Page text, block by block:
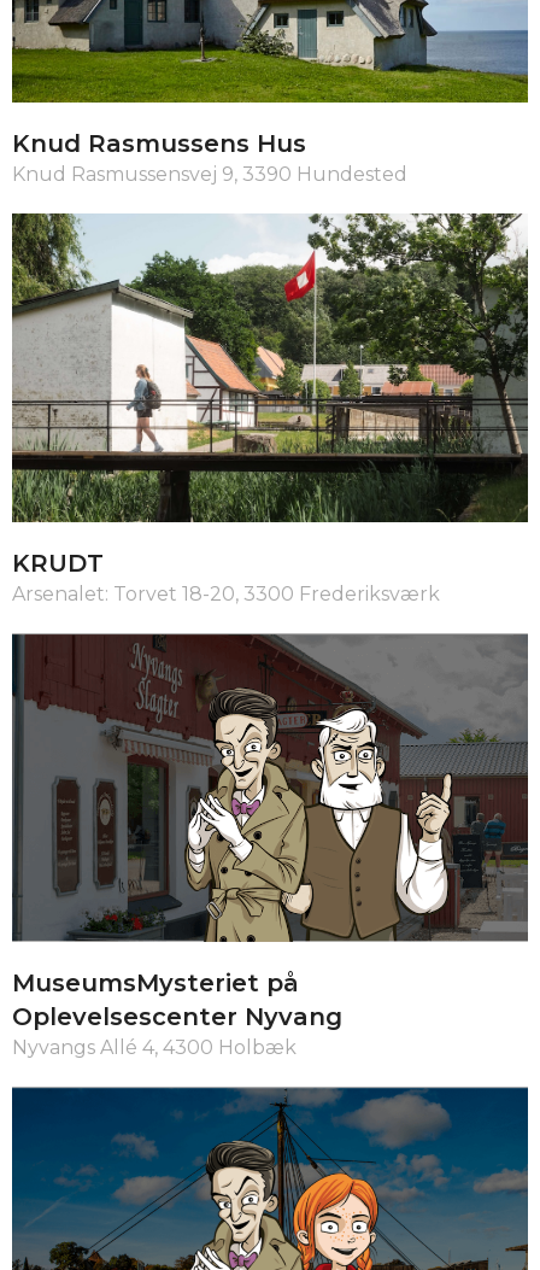
Knud Rasmussens Hus
Knud Rasmussensvej 9, 3390 Hundested
KRUDT
Arsenalet: Torvet 18-20, 3300 Frederiksværk
MuseumsMysteriet på
Oplevelsescenter Nyvang
Nyvangs Allé 4, 4300 Holbæk